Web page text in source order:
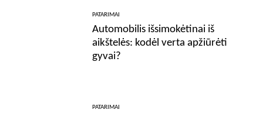
PATARIMAI
Automobilis išsimokėtinai iš
aikštelės: kodėl verta apžiūrėti
gyvai?
PATARIMAI